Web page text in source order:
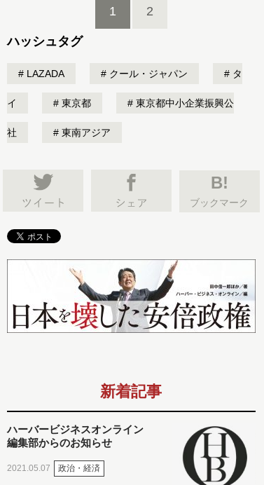
1 2
ハッシュタグ
LAZADA クール・ジャパン タ
イ 東京都 東京都中小企業振興公
社 東南アジア
B!
ブックマーク
新着記事
ハーバービジネスオンライン
編集部からのお知らせ
2021.05.07 政治・経済